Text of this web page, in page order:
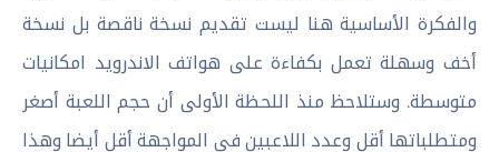
والفكرة الأساسية هنا ليست تقديم نسخة ناقصة بل نسخة
أخف وسهلة تعمل بكفاءة على هواتف الاندرويد امكانيات
متوسطة. وستلاحظ منذ اللحظة الأولى أن حجم اللعبة أصغر
ومتطلباتها أقل وعدد اللاعبين في المواجهة أقل أيضا وهذا